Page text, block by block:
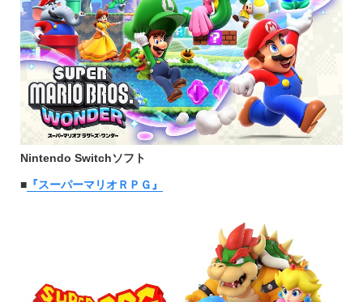
Nintendo Switchソフト
■『スーパーマリオＲＰＧ』